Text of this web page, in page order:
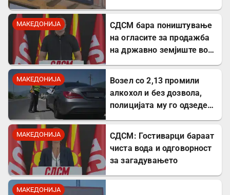
МАКЕДОНИЈА
СДСМ бара поништување
на огласите за продажба
на државно земјиште во
МАКЕДОНИЈА
Возел со 2,13 промили
алкохол и без дозвола,
полицијата му го одзеде
МАКЕДОНИЈА
СДСМ: Гостиварци бараат
чиста вода и одговорност
за загадувањето
МАКЕДОНИЈА